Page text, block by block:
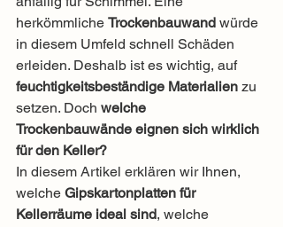
herkömmliche Trockenbauwand würde
in diesem Umfeld schnell Schäden
erleiden. Deshalb ist es wichtig, auf
feuchtigkeitsbeständige Materialien zu
setzen. Doch welche
Trockenbauwände eignen sich wirklich
für den Keller?
In diesem Artikel erklären wir Ihnen,
welche Gipskartonplatten für
Kellerräume ideal sind, welche